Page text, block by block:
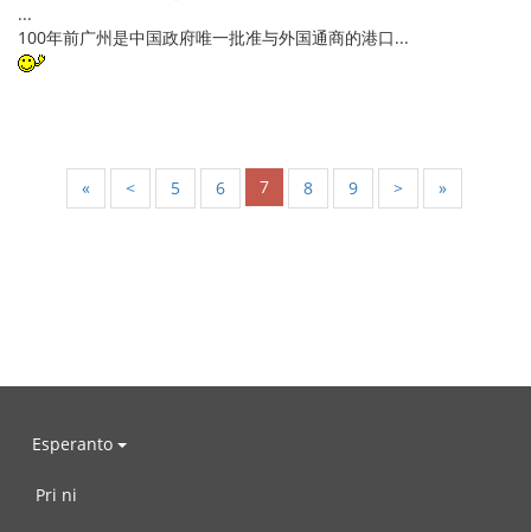
...
100年前广州是中国政府唯一批准与外国通商的港口...
« < 5 6 7 8 9 > »
Esperanto
Pri ni